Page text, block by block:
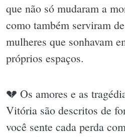
que não só mudaram a
como também serviram
mulheres que sonhavam
próprios espaços.
💔 Os amores e as
Vitória são descritos de
você sente cada perda